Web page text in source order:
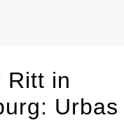
Ritt in